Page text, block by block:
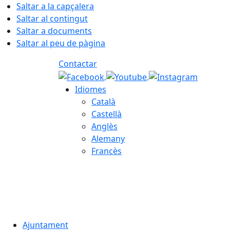
Saltar a la capçalera
Saltar al contingut
Saltar a documents
Saltar al peu de pàgina
Contactar
Idiomes
Català
Castellà
Anglès
Alemany
Francès
Ajuntament